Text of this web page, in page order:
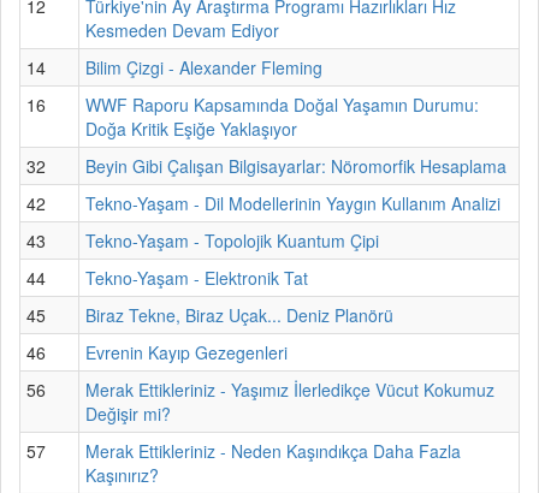
12
Türkiye'nin Ay Araştırma Programı Hazırlıkları Hız
Kesmeden Devam Ediyor
14
Bilim Çizgi - Alexander Fleming
16
WWF Raporu Kapsamında Doğal Yaşamın Durumu:
Doğa Kritik Eşiğe Yaklaşıyor
32
Beyin Gibi Çalışan Bilgisayarlar: Nöromorfik Hesaplama
42
Tekno-Yaşam - Dil Modellerinin Yaygın Kullanım Analizi
43
Tekno-Yaşam - Topolojik Kuantum Çipi
44
Tekno-Yaşam - Elektronik Tat
45
Biraz Tekne, Biraz Uçak... Deniz Planörü
46
Evrenin Kayıp Gezegenleri
56
Merak Ettikleriniz - Yaşımız İlerledikçe Vücut Kokumuz
Değişir mi?
57
Merak Ettikleriniz - Neden Kaşındıkça Daha Fazla
Kaşınırız?